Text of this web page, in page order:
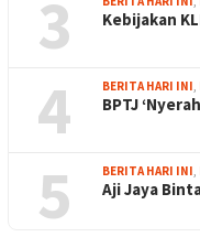
3 Kebijakan
4 BERITA HARI INI,
BPTJ
5 BERITA HARI INI,
Aji Jaya